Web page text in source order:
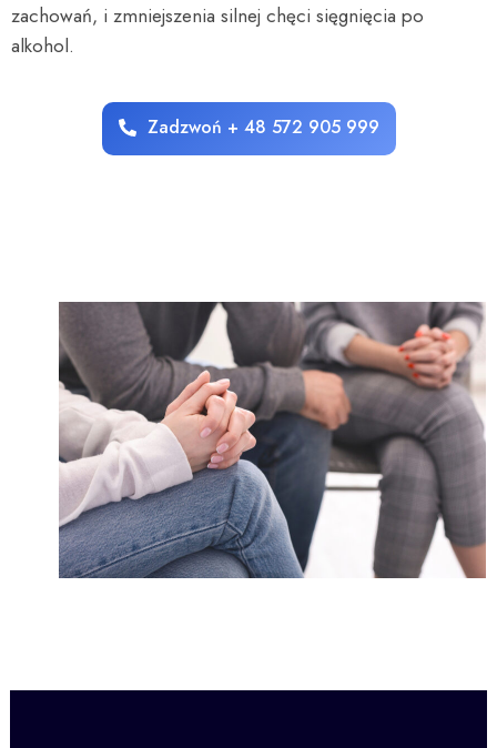
zachowań, i zmniejszenia silnej chęci sięgnięcia po
alkohol.
Zadzwoń + 48 572 905 999